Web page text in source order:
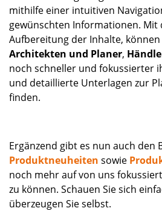
mithilfe einer intuitiven
gewünschten Informationen.
Aufbereitung der Inhalte,
Architekten und Planer,
noch schneller und fokussierter
und detaillierte Unterlagen zur
finden.
Ergänzend gibt es nun auch den
Produktneuheiten sowie
noch mehr auf von uns
zu können. Schauen Sie sich
überzeugen Sie selbst.